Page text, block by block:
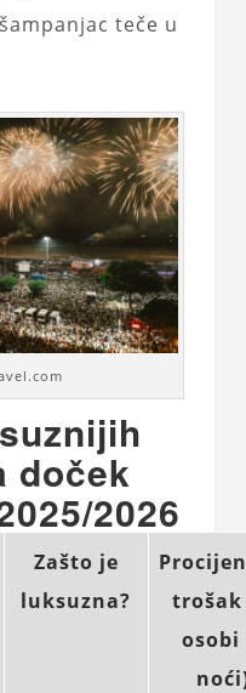
teče u
doček
2026
Zašto je
luksuzna?
trošak
osobi